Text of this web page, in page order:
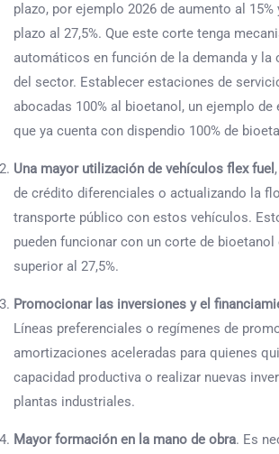
plazo, por ejemplo 2026 de aumento al
plazo al 27,5%. Que este corte tenga
automáticos en función de la demanda y la
del sector. Establecer estaciones de
abocadas 100% al bioetanol, un ejemplo
que ya cuenta con dispendio 100% de
Una mayor utilización de vehículos flex fuel
de crédito diferenciales o actualizando la
transporte público con estos vehículos.
pueden funcionar con un corte de bioetanol
superior al 27,5%.
Promocionar las inversiones y el
Líneas preferenciales o regímenes de
amortizaciones aceleradas para quienes
capacidad productiva o realizar nuevas
plantas industriales.
Mayor formación en la mano de obra. Es